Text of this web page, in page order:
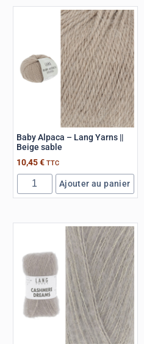
Baby Alpaca – Lang Yarns ||
Beige sable
10,45€ TTC
Ajouter au panier